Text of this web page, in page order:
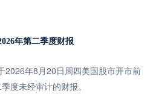
年第二季度财报
2026年8月20日周四美国股市开市前
度未经审计的财报。